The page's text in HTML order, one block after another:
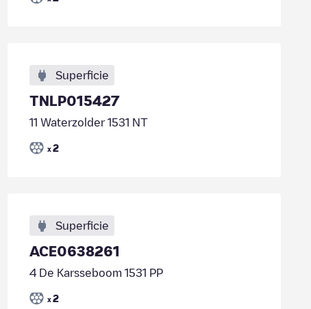
Superficie
TNLP015427
11 Waterzolder 1531 NT
x 2
Superficie
ACE0638261
4 De Karsseboom 1531 PP
x 2